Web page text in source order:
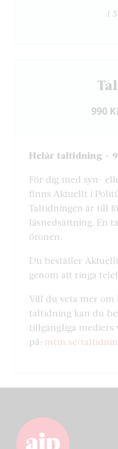
i
990
Helår taltidning –
För dig med syn-
finns Aktuellt i
Taltidningen är till
läsnedsättning. En
öronen.
Du beställer
genom att ringa
Vill du veta mer
taltidning kan du
tillgängliga mediers
på: mtm.se/